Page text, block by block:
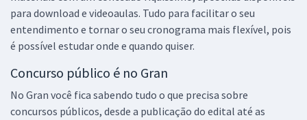
para download e videoaulas. Tudo para facilitar o seu
entendimento e tornar o seu cronograma mais flexível, pois
é possível estudar onde e quando quiser.
Concurso público é no Gran
No Gran você fica sabendo tudo o que precisa sobre
concursos públicos, desde a publicação do edital até as